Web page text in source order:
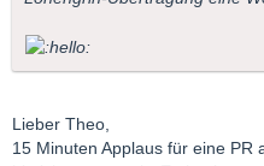
Lieber Theo,
15 Minuten Applaus für eine PR